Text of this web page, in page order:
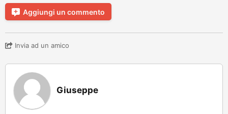
Aggiungi un commento
Invia ad un amico
Giuseppe